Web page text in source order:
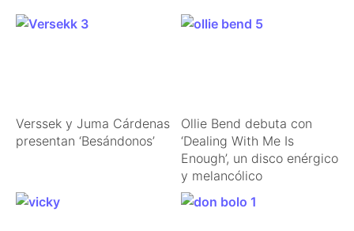
Verssek y Juma Cárdenas
presentan ‘Besándonos’
Ollie Bend debuta con
‘Dealing With Me Is
Enough’, un disco enérgico
y melancólico